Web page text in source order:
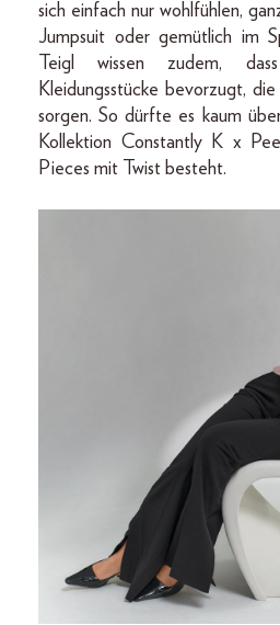
sich einfach nur wohlfühlen,
Jumpsuit oder gemütlich im
Teigl wissen zudem,
Kleidungsstücke bevorzugt,
sorgen. So dürfte es kaum
Kollektion Constantly K x
Pieces mit Twist besteht.